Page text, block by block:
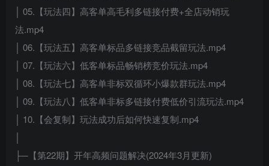
│ 05.【玩法四】高客单高毛利多链接付费+全店动销玩
法.mp4
│ 06.【玩法五】高客单标品多链接竞品截留玩法.mp4
│ 07.【玩法六】低客单标品畅销榜竞价玩法.mp4
│ 08.【玩法七】高客单非标双循环小爆款群玩法.mp4
│ 09.【玩法八】低客单非标多链接付费低价引流玩法.mp4
│ 10.【会复制】玩法成功后如何快速复制.mp4
├─【第22期】开年高频问题解决(2024年3月更新)